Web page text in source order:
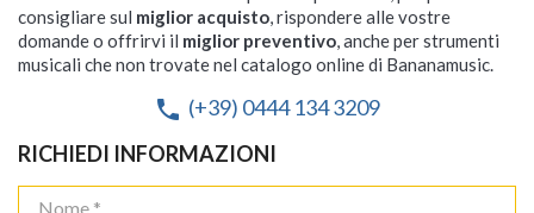
consigliare sul miglior acquisto, rispondere alle vostre
domande o offrirvi il miglior preventivo, anche per strumenti
musicali che non trovate nel catalogo online di Bananamusic.
phone (+39) 0444 134 3209
RICHIEDI INFORMAZIONI